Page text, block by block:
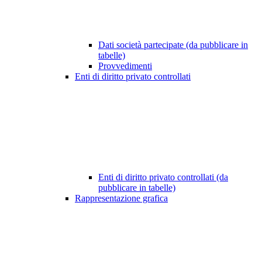
Dati società partecipate (da pubblicare in
tabelle)
Provvedimenti
Enti di diritto privato controllati
Enti di diritto privato controllati (da
pubblicare in tabelle)
Rappresentazione grafica